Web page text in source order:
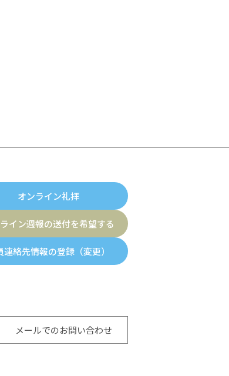
オンライン礼拝
イン週報の送付を希望する
連絡先情報の登録（変更）
メールでのお問い合わせ